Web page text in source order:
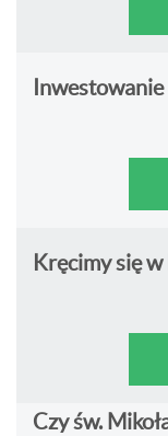
Kręcimy się
Czy św.